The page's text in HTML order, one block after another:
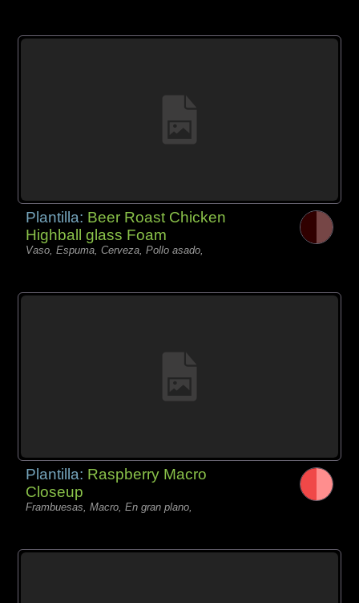
Plantilla: Beer Roast Chicken
Highball glass Foam
Vaso, Espuma, Cerveza, Pollo asado,
Plantilla: Raspberry Macro
Closeup
Frambuesas, Macro, En gran plano,